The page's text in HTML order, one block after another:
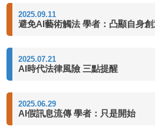
2025.09.11
避免AI藝術觸法 學者：凸顯自身創
2025.07.21
AI時代法律風險 三點提醒
2025.06.29
AI假訊息流傳 學者：只是開始